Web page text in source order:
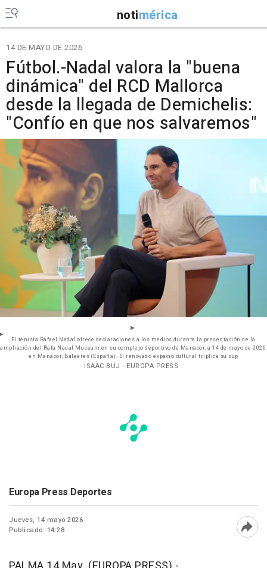
notimérica
14 DE MAYO DE 2026
Fútbol.-Nadal valora la "buena
dinámica" del RCD Mallorca
desde la llegada de Demichelis:
"Confío en que nos salvaremos"
El tenista Rafael Nadal ofrece declaraciones a los medios durante la presentación de la
ampliación del Rafa Nadal Museum en su complejo deportivo de Manacor, a 14 de mayo de 2026,
en Manacor, Baleares (España). El renovado espacio cultural triplica su sup
- ISAAC BUJ - EUROPA PRESS
Europa Press Deportes
Jueves, 14 mayo 2026
Publicado: 14:28